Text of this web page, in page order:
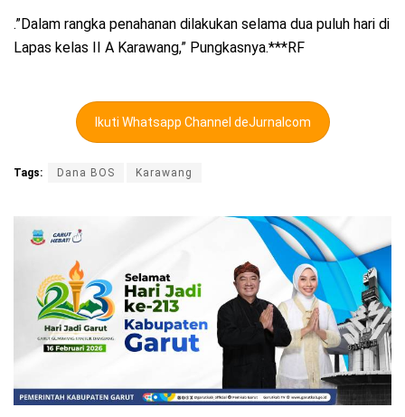
.”Dalam rangka penahanan dilakukan selama dua puluh hari di
Lapas kelas II A Karawang,” Pungkasnya.***RF
Ikuti Whatsapp Channel deJurnalcom
Tags: Dana BOS Karawang